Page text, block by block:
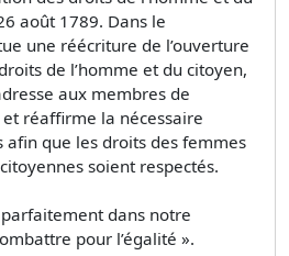
août 1789. Dans le
une réécriture de l’ouverture
de l’homme et du citoyen,
aux membres de
et réaffirme la nécessaire
afin que les droits des femmes
soient respectés.
parfaitement dans notre
pour l’égalité ».